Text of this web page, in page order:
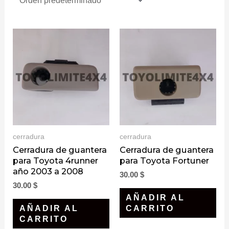
cerradura
Cerradura de guantera
para Toyota 4runner
año 2003 a 2008
30.00$
AÑADIR AL
CARRITO
cerradura
Cerradura de guantera
para Toyota Fortuner
30.00 $
AÑADIR AL
CARRITO